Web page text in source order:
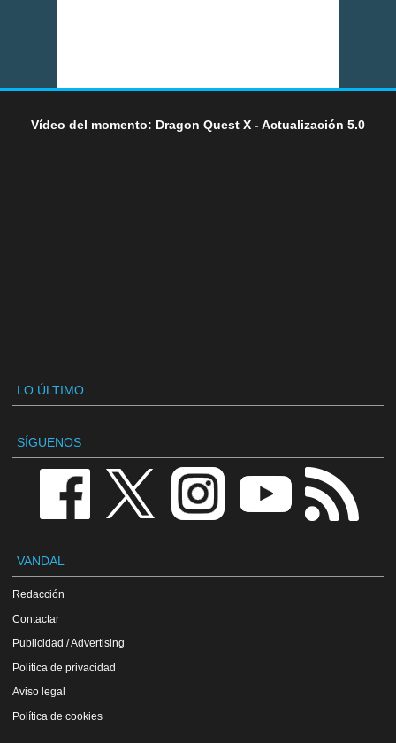
Vídeo del momento: Dragon Quest X - Actualización 5.0
LO ÚLTIMO
SÍGUENOS
VANDAL
Redacción
Contactar
Publicidad / Advertising
Política de privacidad
Aviso legal
Política de cookies